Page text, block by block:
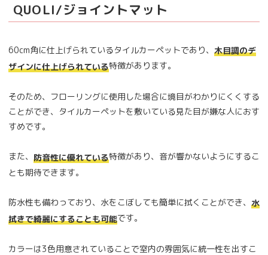
QUOLI/ジョイントマット
60cm角に仕上げられているタイルカーペットであり、 木目調のデ
ザインに仕上げられている特徴があります。
そのため、フローリングに使用した場合に境目がわかりにくくする
ことができ、タイルカーペットを敷いている見た目が嫌な人におす
すめです。
また、 防音性に優れている特徴があり、音が響かないようにするこ
とも期待できます。
防水性も備わっており、水をこぼしても簡単に拭くことができ、 水
拭きで綺麗にすることも可能です。
カラーは3色用意されていることで室内の雰囲気に統一性を出すこ